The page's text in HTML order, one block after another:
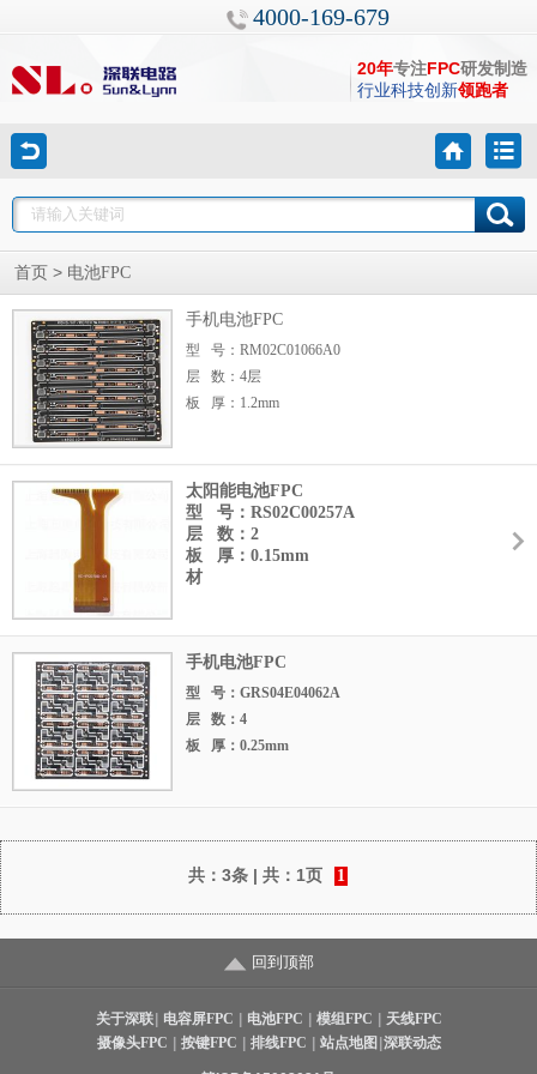
4000-169-679
20年专注FPC研发制造
行业科技创新领跑者
首页 > 电池FPC
手机电池FPC
型 号：RM02C01066A0
层 数：4层
板 厚：1.2mm
太阳能电池FPC
型 号：RS02C00257A
层 数：2
板 厚：0.15mm
材
手机电池FPC
型 号：GRS04E04062A
层 数：4
板 厚：0.25mm
共： 3条| 共： 1页 1
回到顶部
关于深联 电容屏FPC 电池FPC 模组FPC
天线FPC
摄像头FPC
按键FPC 排线FPC 站点地图 深联动态